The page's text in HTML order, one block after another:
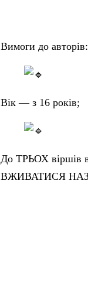
Вимоги до авторів:
Вік — з 16 років;
До ТРЬОХ віршів
ВЖИВАТИСЯ